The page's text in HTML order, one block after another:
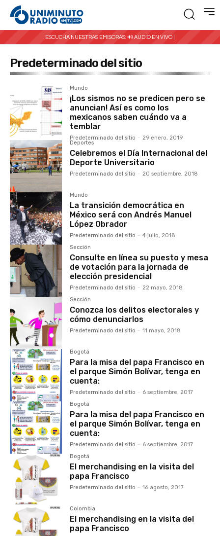
ESCUCHA NUESTRAS EMISORAS: 🔊 AUDIO EN VIVO |
Predeterminado del sitio
Mundo
¡Los sismos no se predicen pero se
anuncian! Así es como los
mexicanos saben cuándo va a
temblar
Predeterminado del sitio - 29 enero, 2019
Deportes
Celebremos el Día Internacional del
Deporte Universitario
Predeterminado del sitio - 20 septiembre, 2018
Mundo
La transición democrática en
México será con Andrés Manuel
López Obrador
Predeterminado del sitio - 4 julio, 2018
Sección
Consulte en línea su puesto y mesa
de votación para la jornada de
elección presidencial
Predeterminado del sitio - 22 mayo, 2018
Sección
Conozca los delitos electorales y
cómo denunciarlos
Predeterminado del sitio - 11 mayo, 2018
Bogotá
Para la misa del papa Francisco en
el parque Simón Bolívar, tenga en
cuenta:
Predeterminado del sitio - 6 septiembre, 2017
Bogotá
Para la misa del papa Francisco en
el parque Simón Bolívar, tenga en
cuenta:
Predeterminado del sitio - 6 septiembre, 2017
Bogotá
El merchandising en la visita del
papa Francisco
Predeterminado del sitio - 16 agosto, 2017
Colombia
El merchandising en la visita del
papa Francisco